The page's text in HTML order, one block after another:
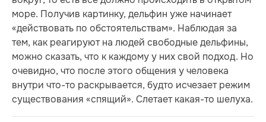
море. Получив картинку, дельфин уже начинает
«действовать по обстоятельствам». Наблюдая за
тем, как реагируют на людей свободные дельфины,
можно сказать, что к каждому у них свой подход. Но
очевидно, что после этого общения у человека
внутри что-то раскрывается, будто исчезает режим
существования «спящий». Слетает какая-то шелуха.